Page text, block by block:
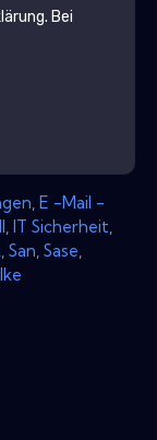
. Bei
E -Mail -
IT Sicherheit
San Sase